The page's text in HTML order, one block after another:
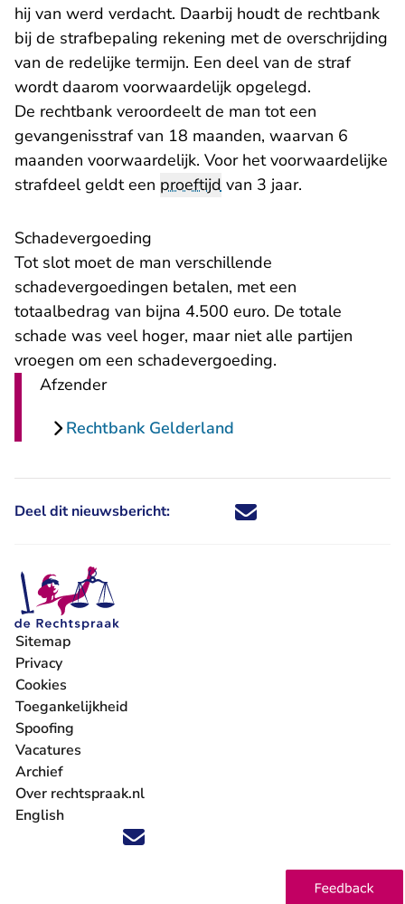
hij van werd verdacht. Daarbij houdt de rechtbank
bij de strafbepaling rekening met de overschrijding
van de redelijke termijn. Een deel van de straf
wordt daarom voorwaardelijk opgelegd.
De rechtbank veroordeelt de man tot een
gevangenisstraf van 18 maanden, waarvan 6
maanden voorwaardelijk. Voor het voorwaardelijke
strafdeel geldt een proeftijd van 3 jaar.
Schadevergoeding
Tot slot moet de man verschillende
schadevergoedingen betalen, met een
totaalbedrag van bijna 4.500 euro. De totale
schade was veel hoger, maar niet alle partijen
vroegen om een schadevergoeding.
Afzender
Rechtbank Gelderland
Deel dit nieuwsbericht: Deel dit nieuwsbericht via X -
Deel dit nieuwsbericht via
Deel dit nieuwsbericht
Deel dit
Volg ons op X (Twitter) - U verlaat Rechtspraak.nl
Volg ons op Facebook - U verlaat Rechtspraak.nl
Volg ons op Instagram - U verlaat Rechtspraak.nl
Volg ons op Youtube - U verlaat Rechtspraak.nl
Volg ons op LinkedIn - U verlaat
'Blijf op de hoogte' nieuwsbrief - U verlaat
Sitemap
Privacy
Cookies
Toegankelijkheid
Spoofing
Vacatures
- U verlaat Rechtspraak.nl
Archief
Over rechtspraak.nl
English